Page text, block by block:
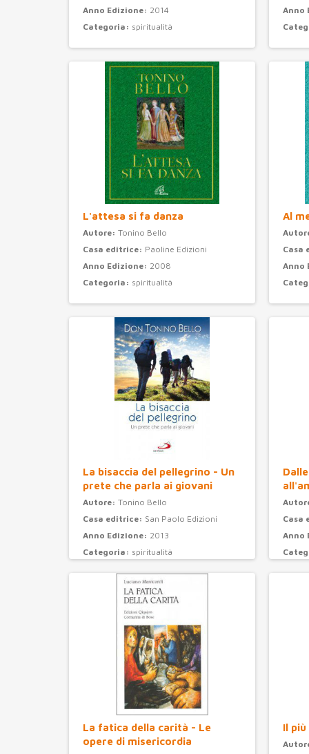
Anno Edizione: 2014
Categoria: spiritualità
Anno
L'attesa si fa danza
Autore: Tonino Bello
Casa editrice: Paoline Edizioni
Anno Edizione: 2008
Categoria: spiritualità
Al
Casa
Anno
La bisaccia del pellegrino - Un
prete che parla ai giovani
Autore: Tonino Bello
Casa editrice: San Paolo Edizioni
Anno Edizione: 2013
Categoria: spiritualità
Casa
Anno
La fatica della carità - Le
opere di misericordia
Il